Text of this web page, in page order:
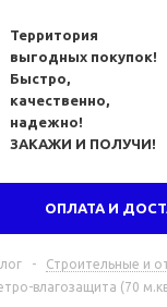
Территория
выгодных покупок!
Быстро,
качественно,
надежно!
ЗАКАЖИ И ПОЛУЧИ!
ОПЛАТА И
- Строительные и
влагозащита (70